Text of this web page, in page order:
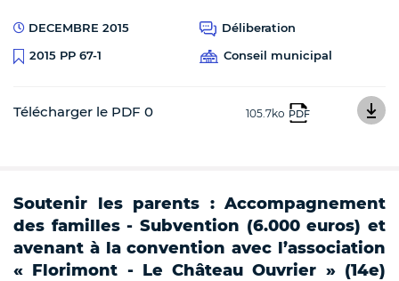
DECEMBRE 2015
Déliberation
2015 PP 67-1
Conseil municipal
Télécharger le PDF 0 105.7ko PDF
Soutenir les parents : Accompagnement
des familles - Subvention (6.000 euros) et
avenant à la convention avec l’association
« Florimont - Le Château Ouvrier » (14e)